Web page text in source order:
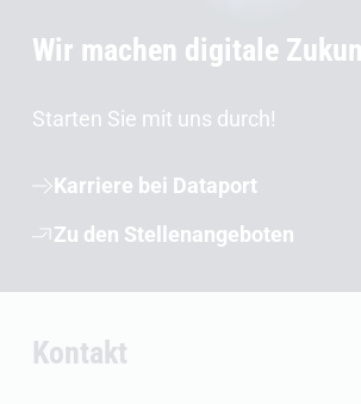
Wir machen digitale
Starten Sie mit uns durch!
Karriere bei Dataport
Zu den Stellenangeboten
Kontakt